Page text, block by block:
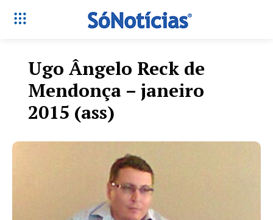
Só Notícias
Ugo Ângelo Reck de
Mendonça – janeiro
2015 (ass)